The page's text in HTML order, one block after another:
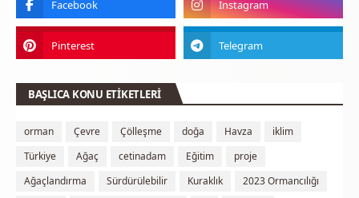
BAŞLICA KONU ETİKETLERİ
orman Çevre Çölleşme doğa Havza
iklim
Türkiye
Ağaç cetinadam Eğitim
proje
Ağaçlandırma
Sürdürülebilir Kuraklık
2023 Ormancılığı